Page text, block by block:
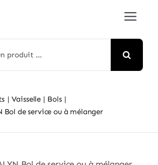
Toggle
Vaisselle
Bols
Bol de service ou à mélanger